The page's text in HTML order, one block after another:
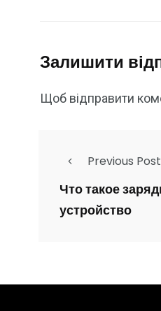
Залишити
Щоб відправити
Previous Post
Что такое
устройство